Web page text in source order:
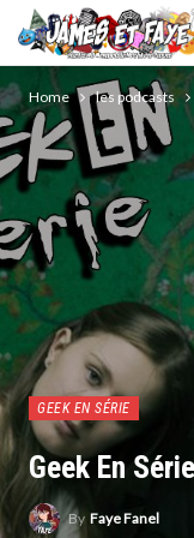
Home les podcasts
GEEK EN SÉRIE
Geek En
By Faye Fanel